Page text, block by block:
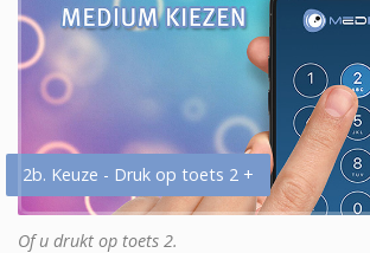
2b. Keuze - Druk op toets 2 +
Of u drukt op toets 2.